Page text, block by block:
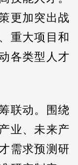
更加突出战
重大项目和
各类型人才
联动。围绕
业、未来产
需求预测研